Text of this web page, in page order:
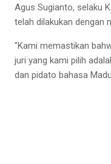
Agus Sugianto, selaku
telah dilakukan dengan
"Kami memastikan
juri yang kami pilih
dan pidato bahasa